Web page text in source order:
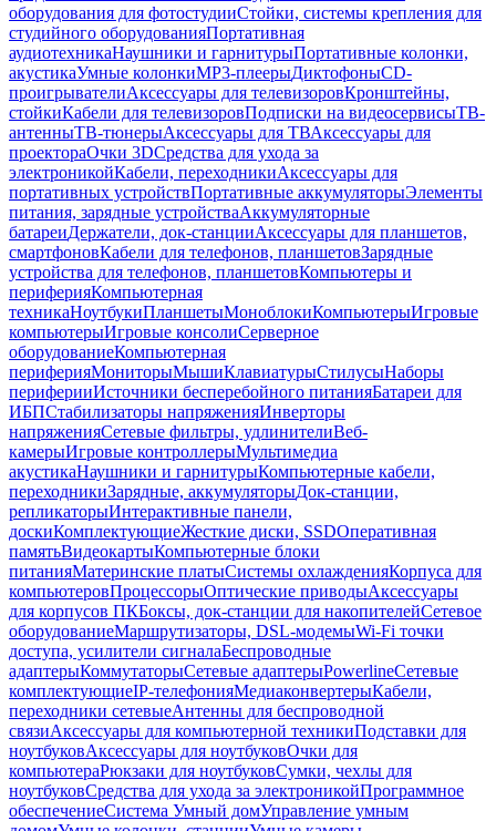
оборудования для фотостудииСтойки, системы крепления для
студийного оборудованияПортативная
аудиотехникаНаушники и гарнитурыПортативные колонки,
акустикаУмные колонкиMP3-плеерыДиктофоныCD-
проигрывателиАксессуары для телевизоровКронштейны,
стойкиКабели для телевизоровПодписки на видеосервисыТВ-
антенныТВ-тюнерыАксессуары для ТВАксессуары для
проектораОчки 3DСредства для ухода за
электроникойКабели, переходникиАксессуары для
портативных устройствПортативные аккумуляторыЭлементы
питания, зарядные устройстваАккумуляторные
батареиДержатели, док-станцииАксессуары для планшетов,
смартфоновКабели для телефонов, планшетовЗарядные
устройства для телефонов, планшетовКомпьютеры и
периферияКомпьютерная
техникаНоутбукиПланшетыМоноблокиКомпьютерыИгровые
компьютерыИгровые консолиСерверное
оборудованиеКомпьютерная
периферияМониторыМышиКлавиатурыСтилусыНаборы
периферииИсточники бесперебойного питанияБатареи для
ИБПСтабилизаторы напряженияИнверторы
напряженияСетевые фильтры, удлинителиВеб-
камерыИгровые контроллерыМультимедиа
акустикаНаушники и гарнитурыКомпьютерные кабели,
переходникиЗарядные, аккумуляторыДок-станции,
репликаторыИнтерактивные панели,
доскиКомплектующиеЖесткие диски, SSDОперативная
памятьВидеокартыКомпьютерные блоки
питанияМатеринские платыСистемы охлажденияКорпуса для
компьютеровПроцессорыОптические приводыАксессуары
для корпусов ПКБоксы, док-станции для накопителейСетевое
оборудованиеМаршрутизаторы, DSL-модемыWi-Fi точки
доступа, усилители сигналаБеспроводные
адаптерыКоммутаторыСетевые адаптерыPowerlineСетевые
комплектующиеIP-телефонияМедиаконвертерыКабели,
переходники сетевыеАнтенны для беспроводной
связиАксессуары для компьютерной техникиПодставки для
ноутбуковАксессуары для ноутбуковОчки для
компьютераРюкзаки для ноутбуковСумки, чехлы для
ноутбуковСредства для ухода за электроникойПрограммное
обеспечениеСистема Умный домУправление умным